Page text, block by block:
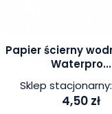
Papier ścierny
Waterpro...
Sklep
4,50 zł